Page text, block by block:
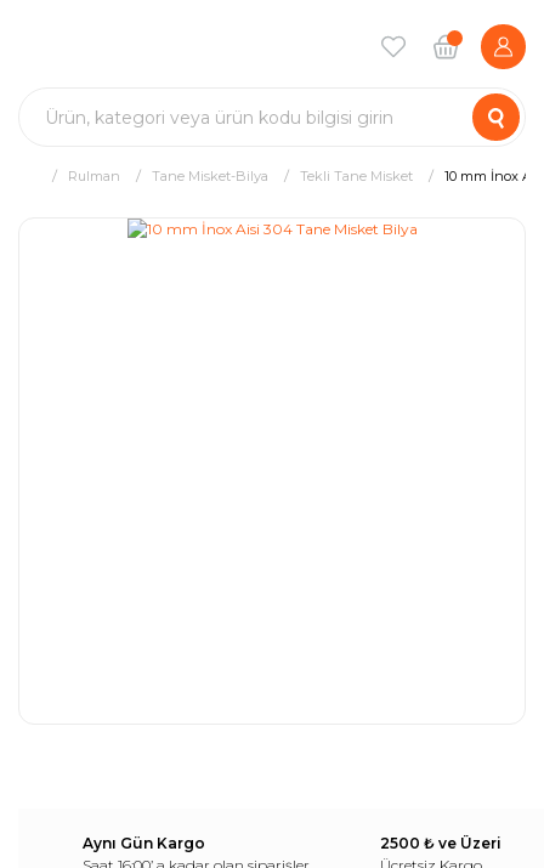
Rulman Tane Misket-Bilya Tekli Tane Misket 10 mm İnox
Aynı Gün Kargo
2500 ₺ ve Üzeri